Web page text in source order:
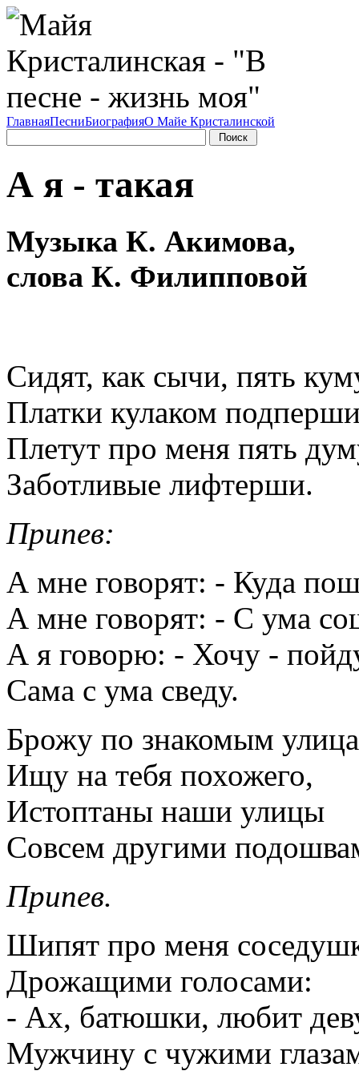
ГлавнаяПесниБиографияО Майе Кристалинской
А я - такая
Музыка К. Акимова,
слова К. Филипповой
Сидят, как сычи, пять
Платки кулаком
Плетут про меня пять
Заботливые лифтерши.
Припев:
А мне говорят: - Куда
А мне говорят: - С ума
А я говорю: - Хочу -
Сама с ума сведу.
Брожу по знакомым
Ищу на тебя похожего,
Истоптаны наши улицы
Совсем другими
Припев.
Шипят про меня
Дрожащими голосами:
- Ах, батюшки, любит
Мужчину с чужими